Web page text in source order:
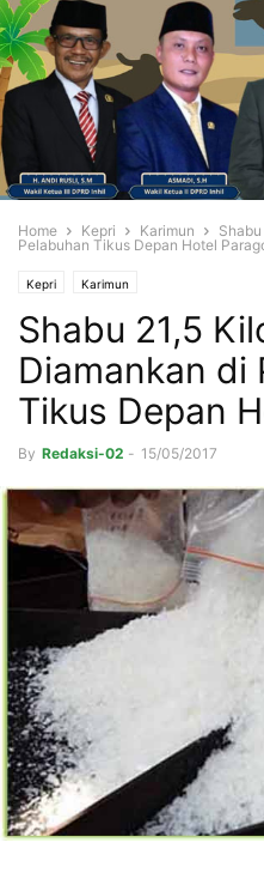
Home Kepri Karimun
Pelabuhan Tikus Depan Hotel
Kepri Karimun
Shabu 21,5
Diamankan di
Tikus Depan
By Redaksi-02 - 15/05/2017